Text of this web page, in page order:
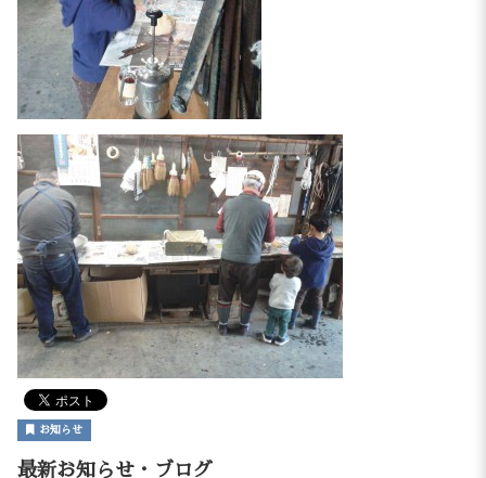
お知らせ
最新お知らせ・ブログ